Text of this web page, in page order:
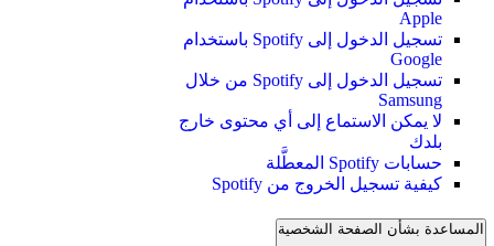
Apple
تسجيل الدخول إلى Spotify باستخدام
Google
تسجيل الدخول إلى Spotify من خلال
Samsung
لا يمكن الاستماع إلى أي محتوى خارج
بلدك
حسابات Spotify المعطَّلة
كيفية تسجيل الخروج من Spotify
المساعدة بشأن الصفحة الشخصية